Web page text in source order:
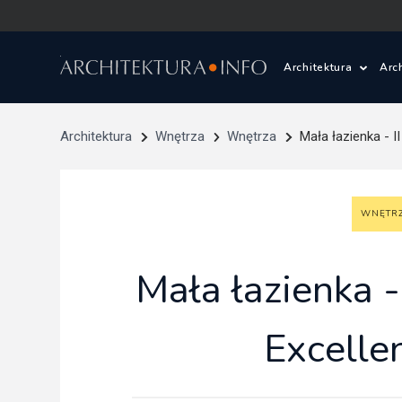
Architektura
Wasze
Architektura
Architektura Wnętrza Wnętrza Mała łazienka -
Mała